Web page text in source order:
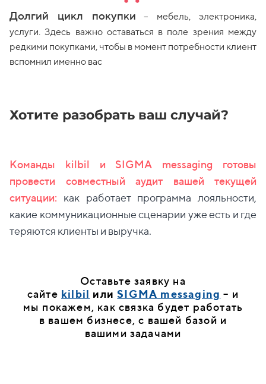
Долгий цикл покупки – мебель, электроника,
услуги. Здесь важно оставаться в поле зрения между
редкими покупками, чтобы в момент потребности клиент
вспомнил именно вас
Хотите разобрать ваш случай?
Команды kilbil и SIGMA messaging готовы
провести совместный аудит вашей текущей
ситуации: как работает программа лояльности,
какие коммуникационные сценарии уже есть и где
теряются клиенты и выручка.
Оставьте заявку на
сайте kilbil илиSIGMA messaging – и
мы покажем, как связка будет работать
в вашем бизнесе, с вашей базой и
вашими задачами